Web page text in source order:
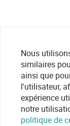
Nous
similaires
ainsi que
l'utilisateur,
expérience
notre
politique de